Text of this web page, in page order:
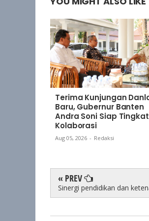
Terima Kunjungan
Baru, Gubernur Banten
Andra Soni Siap
Kolaborasi
Aug 05, 2026 - Redaksi
« PREV
Sinergi pendidikan dan